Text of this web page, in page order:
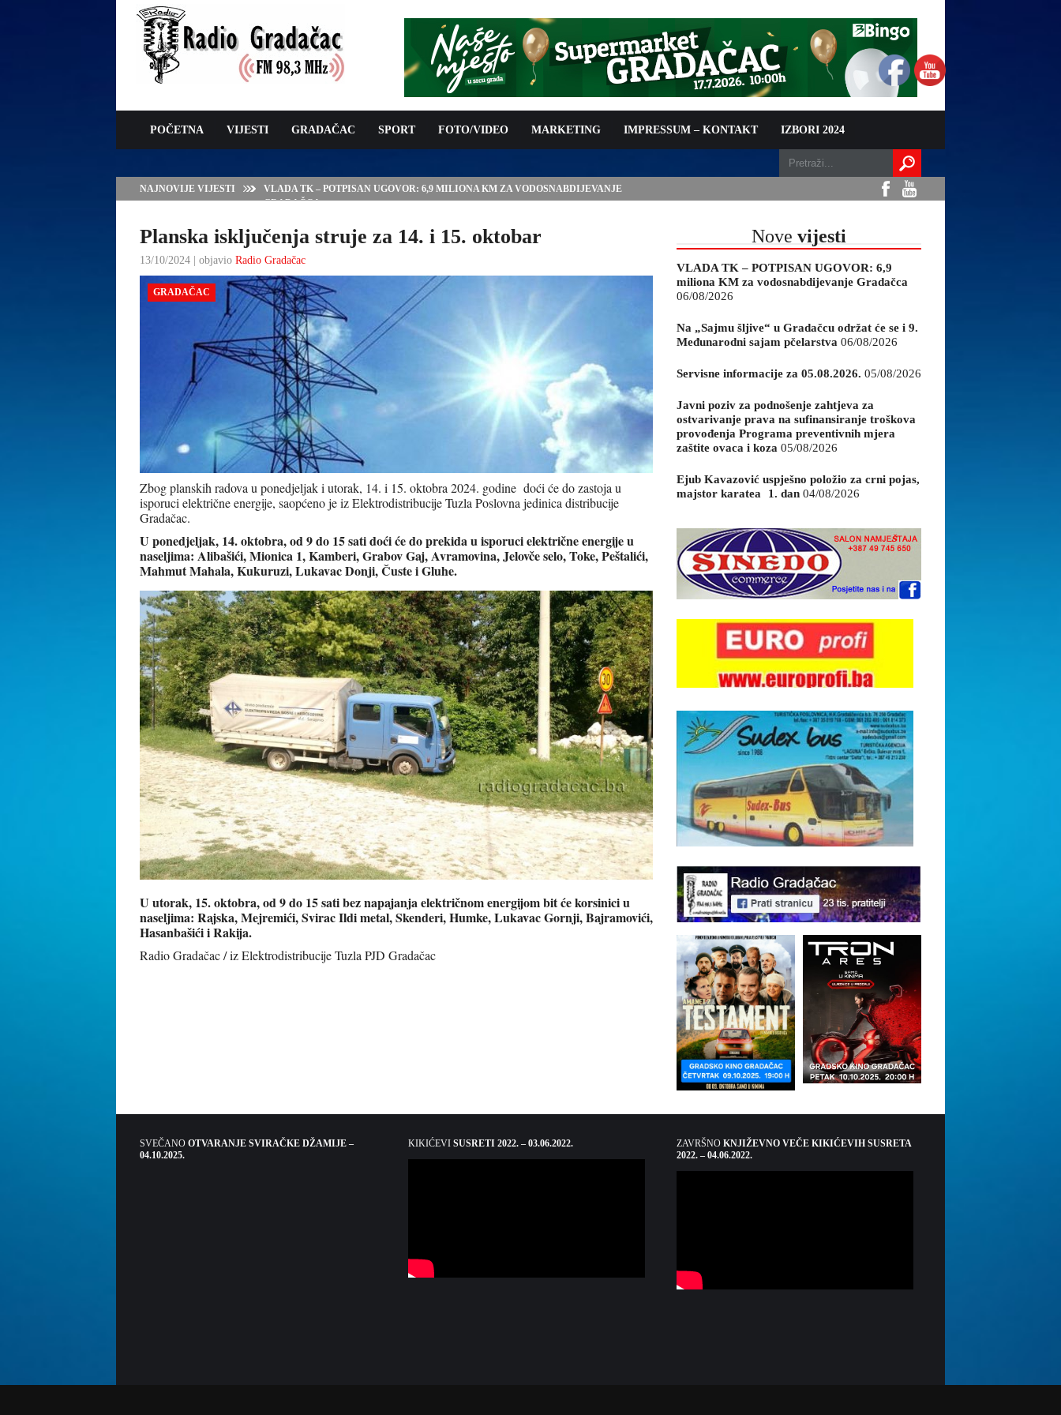
POČETNA VIJESTI GRADAČAC SPORT FOTO/VIDEO MARKETING IMPRESSUM – KONTAKT IZBORI 2024
NAJNOVIJE VIJESTI
VLADA TK – POTPISAN UGOVOR: 6,9 MILIONA KM ZA VODOSNABDIJEVANJE
GRADAČCA
Planska isključenja struje za 14. i 15. oktobar
13/10/2024 | objavio Radio Gradačac
GRADAČAC
Zbog planskih radova u ponedjeljak i utorak, 14. i 15. oktobra 2024. godine doći će do zastoja u
isporuci električne energije, saopćeno je iz Elektrodistribucije Tuzla Poslovna jedinica distribucije
Gradačac.
U ponedjeljak, 14. oktobra, od 9 do 15 sati doći će do prekida u isporuci električne energije u
naseljima: Alibašići, Mionica 1, Kamberi, Grabov Gaj, Avramovina, Jelovče selo, Toke, Peštalići,
Mahmut Mahala, Kukuruzi, Lukavac Donji, Čuste i Gluhe.
U utorak, 15. oktobra, od 9 do 15 sati bez napajanja električnom energijom bit će korsinici u
naseljima: Rajska, Mejremići, Svirac Ildi metal, Skenderi, Humke, Lukavac Gornji, Bajramovići,
Hasanbašići i Rakija.
Radio Gradačac / iz Elektrodistribucije Tuzla PJD Gradačac
Nove vijesti
VLADA TK – POTPISAN UGOVOR: 6,9
miliona KM za vodosnabdijevanje Gradačca
06/08/2026
Na „Sajmu šljive“ u Gradačcu održat će se i 9.
Međunarodni sajam pčelarstva 06/08/2026
Servisne informacije za 05.08.2026. 05/08/2026
Javni poziv za podnošenje zahtjeva za
ostvarivanje prava na sufinansiranje troškova
provođenja Programa preventivnih mjera
zaštite ovaca i koza 05/08/2026
Ejub Kavazović uspješno položio za crni pojas,
majstor karatea 1. dan 04/08/2026
SVEČANO OTVARANJE SVIRAČKE DŽAMIJE –
04.10.2025.
KIKIĆEVI SUSRETI 2022. – 03.06.2022. ZAVRŠNO KNJIŽEVNO VEČE KIKIĆEVIH SUSRETA
2022. – 04.06.2022.